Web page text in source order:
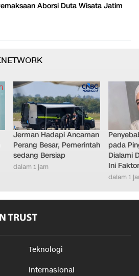
Aborsi Duta Wisata Jatim
Jerman Hadapi Ancaman
Perang Besar, Pemerintah
sedang Bersiap
dalam 1 jam
pada
Dialami
Ini
dalam 1
Teknologi
Internasional